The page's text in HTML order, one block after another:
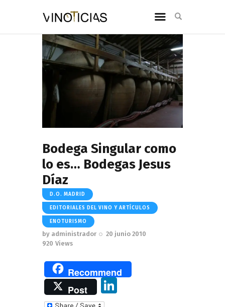
Bodega Singular como
lo es… Bodegas Jesus
Díaz
D.O. MADRID
EDITORIALES DEL VINO Y ARTÍCULOS
ENOTURISMO
by administrador
20 junio 2010
920 Views
Recommend
Post